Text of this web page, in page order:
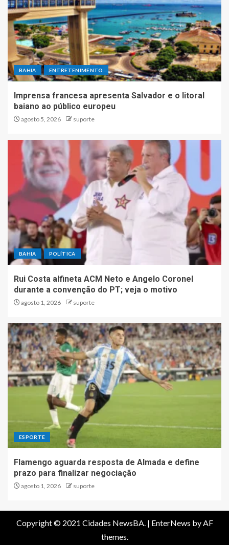
BAHIA ENTRETENIMENTO
Imprensa francesa apresenta Salvador e o litoral
baiano ao público europeu
agosto 5, 2026 suporte
BAHIA POLÍTICA
Rui Costa alfineta ACM Neto e Angelo Coronel
durante a convenção do PT; veja o motivo
agosto 1, 2026 suporte
ESPORTE
Flamengo aguarda resposta de Almada e define
prazo para finalizar negociação
agosto 1, 2026 suporte
Copyright © 2021 Cidades NewsBA. | EnterNews by AF
themes.